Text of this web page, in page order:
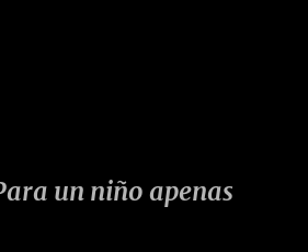
un niño apenas